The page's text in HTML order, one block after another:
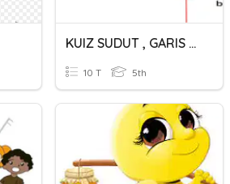
KUIZ SUDUT , GARIS SELARI GARIS SERENJANG
10 T 5th